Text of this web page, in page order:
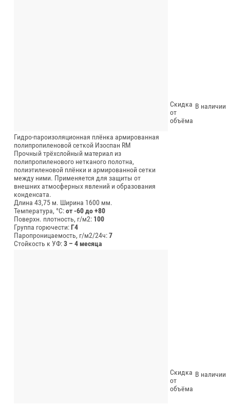
Гидро-пароизоляционная плёнка армированная
полипропиленовой сеткой Изоспан RM
Прочный трёхслойный материал из
полипропиленового нетканого полотна,
полиэтиленовой плёнки и армированной сетки
между ними. Применяется для защиты от
внешних атмосферных явлений и образования
конденсата.
Длина 43,75 м. Ширина 1600 мм.
Температура, °C:от -60 до +80
Поверхн. плотность, г/м2: 100
Группа горючести:Г4
Паропроницаемость, г/м2/24ч:7
Стойкость к УФ:3 – 4 месяца
Скидка
от
объёма
В наличии
Скидка
от
объёма
В наличии